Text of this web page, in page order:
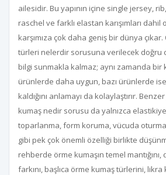
ailesidir. Bu yapının içine single jersey,
raschel ve farklı elastan karışımları dahil
karşımıza çok daha geniş bir dünya
türleri nelerdir sorusuna verilecek doğru
bilgi sunmakla kalmaz; aynı zamanda bir
ürünlerde daha uygun, bazı ürünlerde
kaldığını anlamayı da kolaylaştırır.
kumaş nedir sorusu da yalnızca
toparlanma, form koruma, vücuda
gibi pek çok önemli özelliği birlikte
rehberde örme kumaşın temel
farkını, başlıca örme kumaş türlerini, likra